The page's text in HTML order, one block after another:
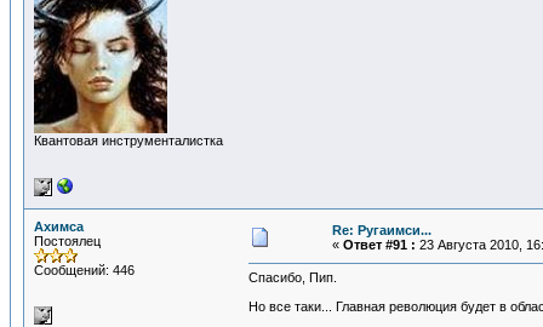
Квантовая инструменталистка
Ахимса
Постоялец
Сообщений: 446
Re: Ругаимси...
« Ответ #91 : 23 Августа 2010,
Спасибо, Пип.
Но все таки... Главная революция будет в